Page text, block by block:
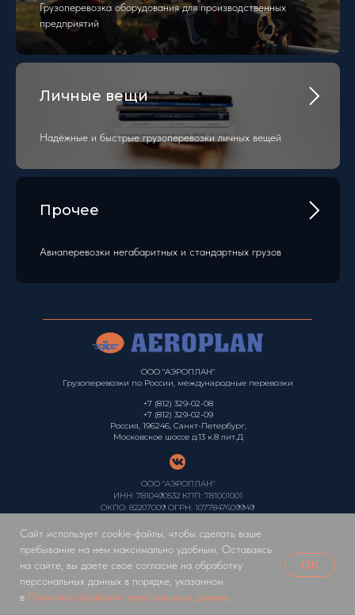
Грузоперевозка оборудования для производственных
предприятий
Личные вещи
Надёжные и быстрые грузоперевозки личных вещей
Прочее
Авиаперевозки негабаритных и стандартных грузов
Сайт использует cookie-файлы, чтобы сделать ваше
пребывание на нем максимально удобным. Оставаясь
на сайте, вы даете свое согласие на обработку
персональных данных в порядке, указанном
в Политике обработки персональных данных
ОК
+7 (812) 329-02-08
+7 (812) 329-02-09
Россия, 196246, Санкт-Петербург,
Московское шоссе д.13 к.8 лит.Д
ООО "АЭРОПЛАН"
Грузоперевозки по России, международные перевозки
ООО "АЭРОПЛАН"
ИНН: 7810490532 КПП: 781001001
ОКПО: 82207009 ОГРН: 1077847609949